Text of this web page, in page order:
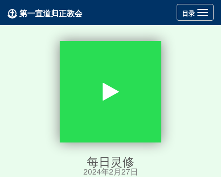
Toggle
navigation
目录
第一宣道归正教会
每日灵修
2024年2月27日